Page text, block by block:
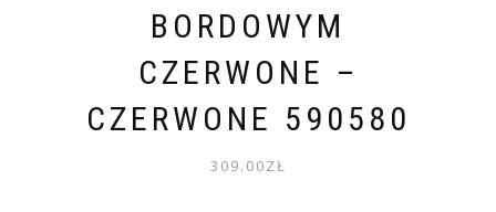
BORDOWYM
CZERWONE –
CZERWONE 590580
309.00ZŁ